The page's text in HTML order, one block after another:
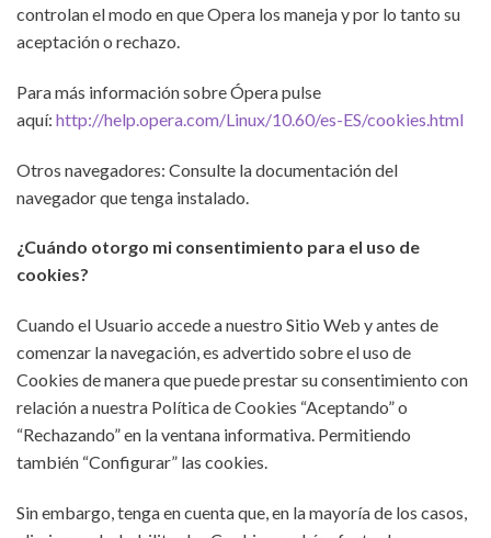
controlan el modo en que Opera los maneja y por lo tanto su
aceptación o rechazo.
Para más información sobre Ópera pulse
aquí: http://help.opera.com/Linux/10.60/es-ES/cookies.html
Otros navegadores: Consulte la documentación del
navegador que tenga instalado.
¿Cuándo otorgo mi consentimiento para el uso de
cookies?
Cuando el Usuario accede a nuestro Sitio Web y antes de
comenzar la navegación, es advertido sobre el uso de
Cookies de manera que puede prestar su consentimiento con
relación a nuestra Política de Cookies “Aceptando” o
“Rechazando” en la ventana informativa. Permitiendo
también “Configurar” las cookies.
Sin embargo, tenga en cuenta que, en la mayoría de los casos,